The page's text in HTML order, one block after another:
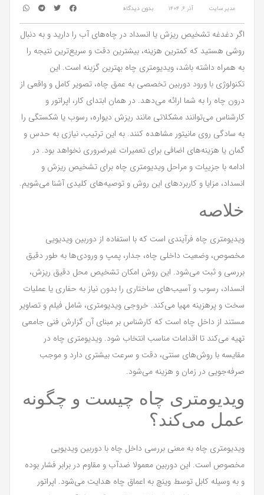
مدیر سایت آذر ۶, ۱۴۰۴ بدون دیدگاه
اگر دغدغه تشخیص ریزش یا انسداد در چاه‌های آب را دارید و به دنبال
روشی هستید که کمترین هزینه، بیشترین دقت و سریع‌ترین نتیجه را
به همراه داشته باشد، ویدیومتری چاه بهترین گزینه است. این
تکنولوژی با ورود دوربین تخصصی به عمق چاه، تصویر کامل و واقعی از
درون چاه را به شما ارائه می‌دهد. در همان ابتدای کار، اپراتور و
کارشناس می‌توانند مشکلاتی مانند ریزش دیواره، رسوب یا شکستگی را
به سادگی روی مانیتور مشاهده کنند. به این ترتیب، نیازی به حدس و
گمان یا هزینه‌های اضافی برای تعمیرات غیرضروری نخواهد بود. در
ادامه با جزییات و مراحل ویدیومتری چاه برای تشخیص ریزش و
انسداد، مزایا و کاربردهای این روش و توصیه‌های کلیدی آشنا می‌شویم.
خلاصه
ویدیومتری چاه فرآیندی است که با استفاده از دوربین ویدیویی
مخصوص، وضعیت داخلی چاه، جدار، پمپ و ورودی‌ها به طور دقیق
بررسی و ثبت می‌شود. این روش امکان تشخیص محل دقیق ریزش،
انسداد، رسوب و آسیب‌های ساختاری را بدون نیاز به حفاری یا عملیات
سخت و پرهزینه مهیا می‌کند. خروجی ویدیومتری، شامل فیلم و تصاویر
مستند از داخل چاه است که کارشناس بر مبنای آن گزارش فنی جامعی
تهیه می‌کند تا اقدامات مناسب انتخاب شود. ویدیومتری چاه در
مقایسه با روش‌های سنتی، دقت و سرعت بیشتری دارد و موجب
صرفه‌جویی در زمان و هزینه می‌شود.
ویدیومتری چاه چیست و چگونه
عمل می‌کند؟
ویدیومتری چاه به معنی بررسی داخل چاه با دوربین ویدیویی
مخصوص است. این دوربین معمولا ضدآب و مقاوم در برابر فشار بوده
و به وسیله کابل توسط وینچ به اعماق چاه هدایت می‌شود. اپراتور